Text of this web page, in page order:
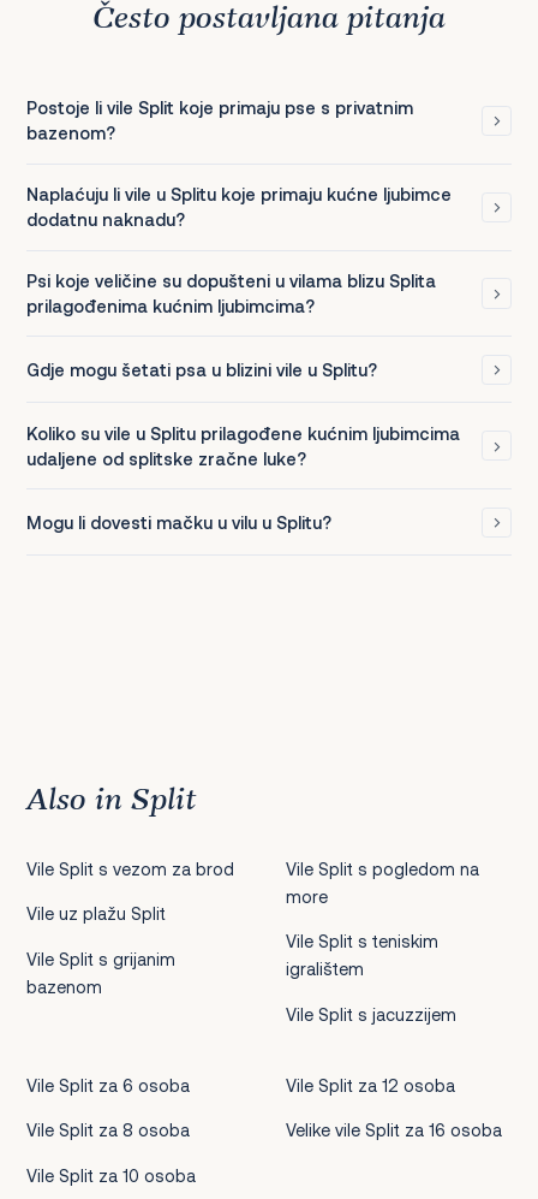
Često postavljana pitanja
Postoje li vile Split koje primaju pse s privatnim
bazenom?
Naplaćuju li vile u Splitu koje primaju kućne ljubimce
dodatnu naknadu?
Psi koje veličine su dopušteni u vilama blizu Splita
prilagođenima kućnim ljubimcima?
Gdje mogu šetati psa u blizini vile u Splitu?
Koliko su vile u Splitu prilagođene kućnim ljubimcima
udaljene od splitske zračne luke?
Mogu li dovesti mačku u vilu u Splitu?
Also in Split
Vile Split s vezom za brod
Vile uz plažu Split
Vile Split s grijanim
bazenom
Vile Split s pogledom na
more
Vile Split s teniskim
igralištem
Vile Split s jacuzzijem
Vile Split za 6 osoba
Vile Split za 8 osoba
Vile Split za 10 osoba
Vile Split za 12 osoba
Velike vile Split za 16 osoba